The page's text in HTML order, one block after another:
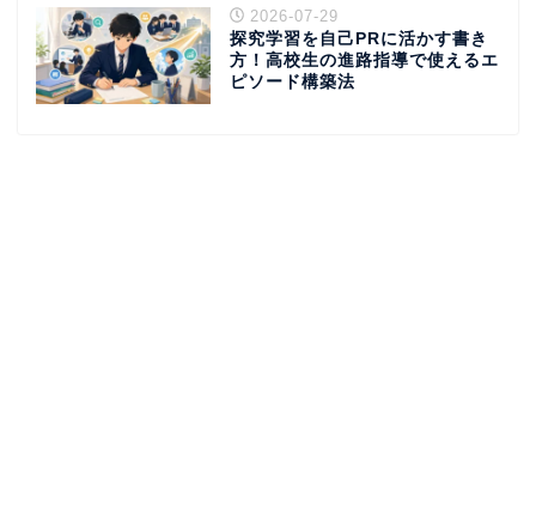
2026-07-29
探究学習を自己PRに活かす書き
方！高校生の進路指導で使えるエ
ピソード構築法